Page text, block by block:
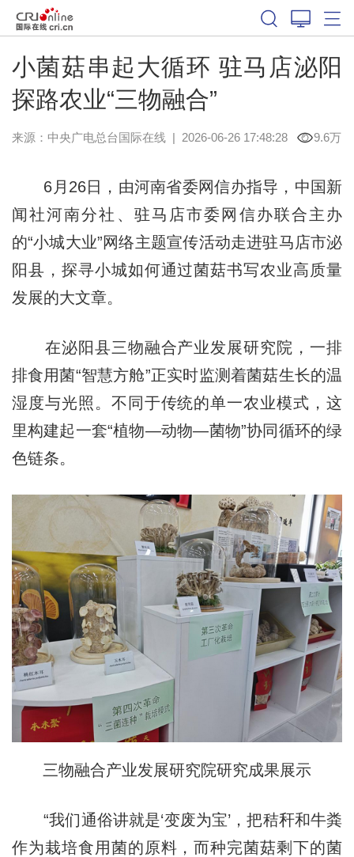
小菌菇串起大循环 驻马店泌阳
探路农业“三物融合”
来源：中央广电总台国际在线| 2026-06-26 17:48:28 9.6万
6月26日，由河南省委网信办指导，中国新
闻社河南分社、驻马店市委网信办联合主办
的“小城大业”网络主题宣传活动走进驻马店市泌
阳县，探寻小城如何通过菌菇书写农业高质量
发展的大文章。
在泌阳县三物融合产业发展研究院，一排
排食用菌“智慧方舱”正实时监测着菌菇生长的温
湿度与光照。不同于传统的单一农业模式，这
里构建起一套“植物—动物—菌物”协同循环的绿
色链条。
三物融合产业发展研究院研究成果展示
“我们通俗讲就是‘变废为宝’，把秸秆和牛粪
作为栽培食用菌的原料，而种完菌菇剩下的菌